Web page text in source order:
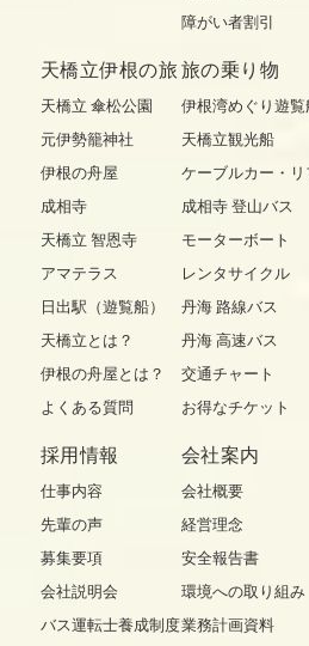
障がい者割引
天橋立伊根の旅
天橋立 傘松公園
元伊勢籠神社
伊根の舟屋
成相寺
天橋立 智恩寺
アマテラス
日出駅（遊覧船）
天橋立とは？
伊根の舟屋とは？
よくある質問
旅の乗り物
伊根湾めぐり遊覧
天橋立観光船
ケーブルカー・リ
成相寺 登山バス
モーターボート
レンタサイクル
丹海 路線バス
丹海 高速バス
交通チャート
お得なチケット
採用情報
仕事内容
先輩の声
募集要項
会社説明会
バス運転士養成制度
会社案内
会社概要
経営理念
安全報告書
環境への取り組み
業務計画資料